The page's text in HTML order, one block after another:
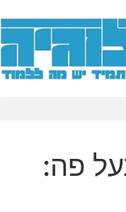
פה: